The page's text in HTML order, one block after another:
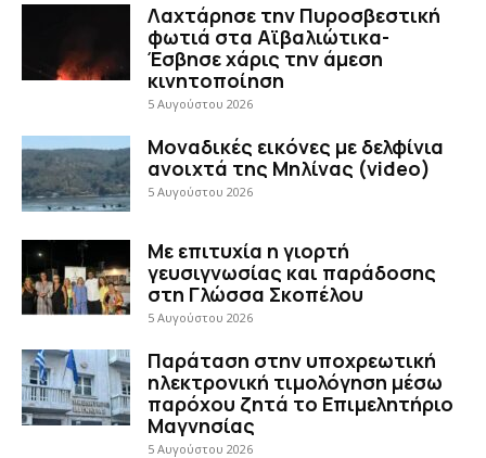
Λαχτάρησε την Πυροσβεστική
φωτιά στα Αϊβαλιώτικα-
Έσβησε χάρις την άμεση
κινητοποίηση
5 Αυγούστου 2026
Μοναδικές εικόνες με δελφίνια
ανοιχτά της Μηλίνας (video)
5 Αυγούστου 2026
Με επιτυχία η γιορτή
γευσιγνωσίας και παράδοσης
στη Γλώσσα Σκοπέλου
5 Αυγούστου 2026
Παράταση στην υποχρεωτική
ηλεκτρονική τιμολόγηση μέσω
παρόχου ζητά το Επιμελητήριο
Μαγνησίας
5 Αυγούστου 2026